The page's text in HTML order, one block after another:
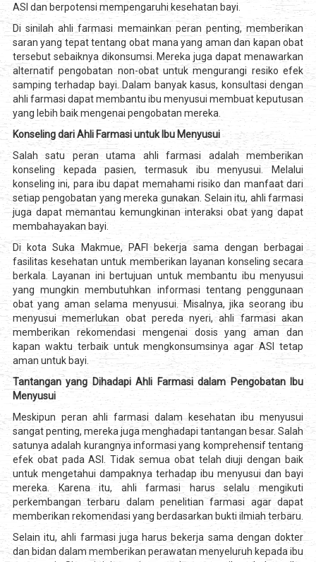
ASI dan berpotensi mempengaruhi kesehatan bayi.
Di sinilah ahli farmasi memainkan peran penting, memberikan
saran yang tepat tentang obat mana yang aman dan kapan obat
tersebut sebaiknya dikonsumsi. Mereka juga dapat menawarkan
alternatif pengobatan non-obat untuk mengurangi resiko efek
samping terhadap bayi. Dalam banyak kasus, konsultasi dengan
ahli farmasi dapat membantu ibu menyusui membuat keputusan
yang lebih baik mengenai pengobatan mereka.
Konseling dari Ahli Farmasi untuk Ibu Menyusui
Salah satu peran utama ahli farmasi adalah memberikan
konseling kepada pasien, termasuk ibu menyusui. Melalui
konseling ini, para ibu dapat memahami risiko dan manfaat dari
setiap pengobatan yang mereka gunakan. Selain itu, ahli farmasi
juga dapat memantau kemungkinan interaksi obat yang dapat
membahayakan bayi.
Di kota Suka Makmue, PAFI bekerja sama dengan berbagai
fasilitas kesehatan untuk memberikan layanan konseling secara
berkala. Layanan ini bertujuan untuk membantu ibu menyusui
yang mungkin membutuhkan informasi tentang penggunaan
obat yang aman selama menyusui. Misalnya, jika seorang ibu
menyusui memerlukan obat pereda nyeri, ahli farmasi akan
memberikan rekomendasi mengenai dosis yang aman dan
kapan waktu terbaik untuk mengkonsumsinya agar ASI tetap
aman untuk bayi.
Tantangan yang Dihadapi Ahli Farmasi dalam Pengobatan Ibu
Menyusui
Meskipun peran ahli farmasi dalam kesehatan ibu menyusui
sangat penting, mereka juga menghadapi tantangan besar. Salah
satunya adalah kurangnya informasi yang komprehensif tentang
efek obat pada ASI. Tidak semua obat telah diuji dengan baik
untuk mengetahui dampaknya terhadap ibu menyusui dan bayi
mereka. Karena itu, ahli farmasi harus selalu mengikuti
perkembangan terbaru dalam penelitian farmasi agar dapat
memberikan rekomendasi yang berdasarkan bukti ilmiah terbaru.
Selain itu, ahli farmasi juga harus bekerja sama dengan dokter
dan bidan dalam memberikan perawatan menyeluruh kepada ibu